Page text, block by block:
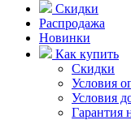
Скидки
Распродажа
Новинки
Как купить
Скидки
Условия
Условия
Гарантия